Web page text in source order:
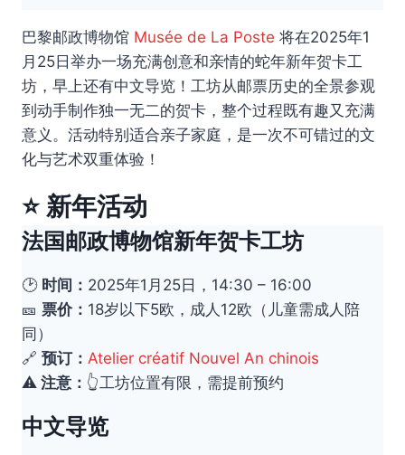
巴黎邮政博物馆 Musée de La Poste 将在2025年1
月25日举办一场充满创意和亲情的蛇年新年贺卡工
坊，早上还有中文导览！工坊从邮票历史的全景参观
到动手制作独一无二的贺卡，整个过程既有趣又充满
意义。活动特别适合亲子家庭，是一次不可错过的文
化与艺术双重体验！
⭐ 新年活动
法国邮政博物馆新年贺卡工坊
🕑 时间： 2025年1月25日，14:30 – 16:00
🎫 票价： 18岁以下5欧，成人12欧（儿童需成人陪
同）
🔗 预订： Atelier créatif Nouvel An chinois
⚠️ 注意： 👆工坊位置有限，需提前预约
中文导览